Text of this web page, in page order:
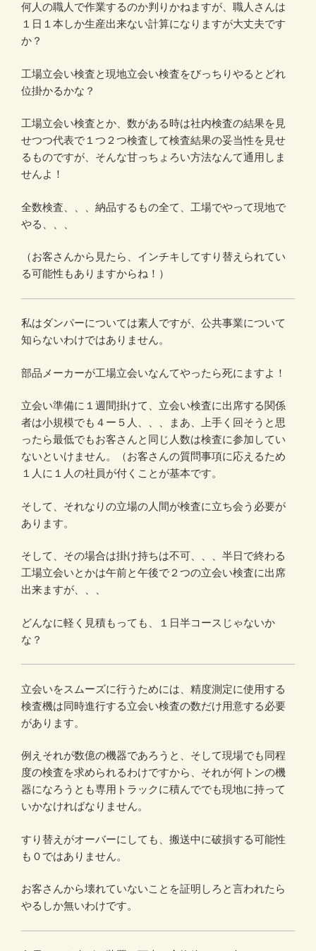
何人の職人で作業するのか判りかねますが、職人さんは
１日１本しか生産出来ない計算になりますが大丈夫です
か？
工場立会い検査と現地立会い検査をびっちりやるとどれ
位掛かるかな？
工場立会い検査とか、数がある時は社内検査の結果を見
せつつ代表で１つ２つ検査して検査結果の妥当性を見せ
るものですが、そんな甘っちょろい方法なんて通用しま
せんよ！
全数検査、、、納品するもの全て、工場でやって現地で
やる、、、
（お客さんから見たら、インチキしてすり替えられてい
る可能性もありますからね！）
私はダンパーについては素人ですが、公共事業について
知らないわけではありません。
部品メーカーが工場立会いなんてやったら死にますよ！
立会い準備に１週間掛けて、立会い検査に出席する関係
者は小規模でも４ー５人、、、まあ、上手く回そうと思
ったら最低でもお客さんと同じ人数は検査に参加してい
ないといけません。（お客さんの質問事項に応えるため
１人に１人の社員が付くことが基本です。
そして、それなりの立場の人間が検査に立ち会う必要が
あります。
そして、その場合は掛け持ちは不可、、、半日で終わる
工場立会いとかは午前と午後で２つの立会い検査に出席
出来ますが、、、
どんなに軽く見積もっても、１日半コースじゃないか
な？
立会いをスムーズに行うためには、精度測定に使用する
検査機は同時進行する立会い検査の数だけ用意する必要
があります。
例えそれが数億の機器であろうと、そして現場でも同程
度の検査を求められるわけですから、それが何トンの機
器になろうとも専用トラックに積んででも現地に持って
いかなければなりません。
すり替えがオーバーにしても、搬送中に破損する可能性
も０ではありません。
お客さんから壊れていないことを証明しろと言われたら
やるしか無いわけです。